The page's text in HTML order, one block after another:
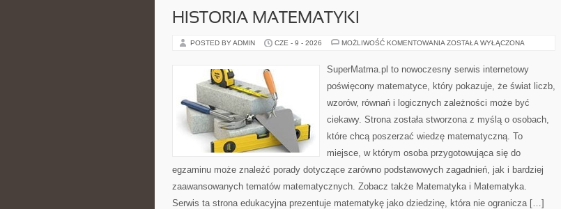
HISTORIA MATEMATYKI
POSTED BY ADMIN CZE - 9 - 2026 MOŻLIWOŚĆ KOMENTOWANIA HISTORIA
ZOSTAŁA WYŁĄCZONA
SuperMatma.pl to nowoczesny serwis internetowy
poświęcony matematyce, który pokazuje, że świat liczb,
wzorów, równań i logicznych zależności może być
ciekawy. Strona została stworzona z myślą o osobach,
które chcą poszerzać wiedzę matematyczną. To
miejsce, w którym osoba przygotowująca się do
egzaminu może znaleźć porady dotyczące zarówno podstawowych zagadnień, jak i bardziej
zaawansowanych tematów matematycznych. Zobacz także Matematyka i Matematyka.
Serwis ta strona edukacyjna prezentuje matematykę jako dziedzinę, która nie ogranicza […]